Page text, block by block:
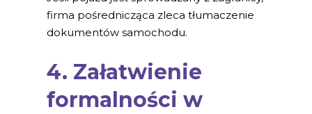
firma pośrednicząca zleca tłumaczenie
dokumentów samochodu.
4. Załatwienie
formalności w